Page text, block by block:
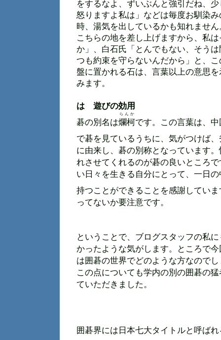
をするなよ、ずいぶんと強引だね、
怒りますよ私は」などは毎度お馴染
時、湯気を出しているかも知れませ
こちらの地を差し上げますから、私
か」、白石氏「とんでもない、そう
つも約束を守らないんだから」と、
盤に置かれる石は、言葉以上の意思
みます。
は 遊びの効用
碁の別名は爛柯
らんか
です。 この言葉は、
で碁を見ているうちに、気がつけば
に由来し、碁の別称となっています
れさせてくれるのが碁の良いところ
い日々を生きる自分にとって、一日
持つことができることを感謝してい
ってないか要注意です。
ということで、ブログスタッフの私
かったような気がします。ところで
は囲碁の世界でどのような方なので
この点についても学内の別の囲碁の
ていただきました。
囲碁界には日本七大タイトルと呼ば